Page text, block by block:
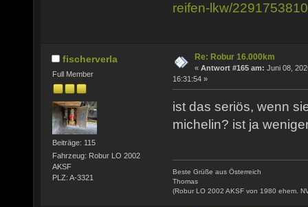
reifen-lkw/
fischerverla
Full Member
Beiträge: 115
Fahrzeug: Robur LO 2002
AKSF
PLZ: A-3321
Re: Robur 16.000km
« Antwort #165 am: Juni 08,
16:31:54 »
ist das seriös, wenn
michelin? ist ja
Beste Grüße aus Österreich
Thomas
(Robur LO 2002 AKSF von 1980 ehem.